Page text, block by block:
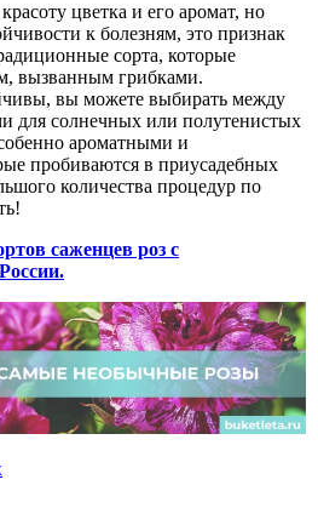
цветка и его аромат, но
к болезням, это признак
сорта, которые
вызванным грибками.
вы можете выбирать между
для солнечных или полутенистых
ароматными и
пробиваются в приусадебных
количества процедур по
саженцев роз с